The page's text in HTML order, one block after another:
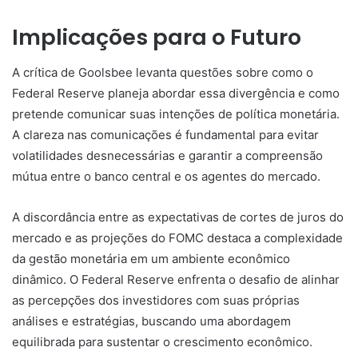
Implicações para o Futuro
A crítica de Goolsbee levanta questões sobre como o
Federal Reserve planeja abordar essa divergência e como
pretende comunicar suas intenções de política monetária.
A clareza nas comunicações é fundamental para evitar
volatilidades desnecessárias e garantir a compreensão
mútua entre o banco central e os agentes do mercado.
A discordância entre as expectativas de cortes de juros do
mercado e as projeções do FOMC destaca a complexidade
da gestão monetária em um ambiente econômico
dinâmico. O Federal Reserve enfrenta o desafio de alinhar
as percepções dos investidores com suas próprias
análises e estratégias, buscando uma abordagem
equilibrada para sustentar o crescimento econômico.